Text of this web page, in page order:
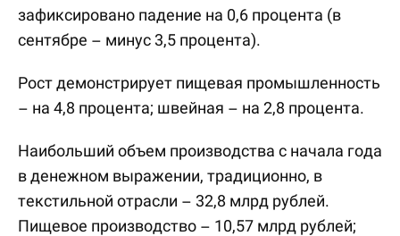
зафиксировано падение на 0,6 процента (в
сентябре – минус 3,5 процента).
Рост демонстрирует пищевая промышленность
– на 4,8 процента; швейная – на 2,8 процента.
Наибольший объем производства с начала года
в денежном выражении, традиционно, в
текстильной отрасли – 32,8 млрд рублей.
Пищевое производство – 10,57 млрд рублей;